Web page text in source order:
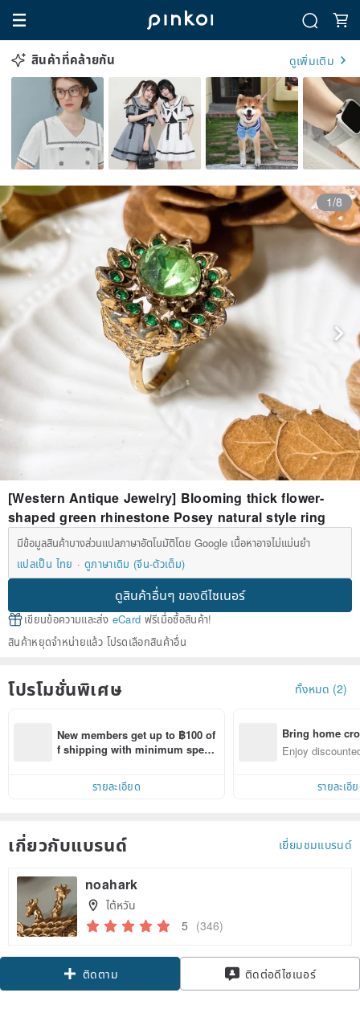
สินค้าที่คล้ายกัน ดูเพิ่มเติม
1/8
[Western Antique Jewelry] Blooming thick flower-
shaped green rhinestone Posey natural style ring
มีข้อมูลสินค้าบางส่วนแปลภาษาอัตโนมัติโดย Google เนื้อหาอาจไม่แม่นยำ
แปลเป็น ไทย
ดูภาษาเดิม (จีน-ตัวเต็ม)
ดูสินค้าอื่นๆ ของดีไซเนอร์
เขียนข้อความและส่ง eCard ฟรีเมื่อซื้อสินค้า!
สินค้าหยุดจำหน่ายแล้ว โปรดเลือกสินค้าอื่น
โปรโมชั่นพิเศษ ทั้งหมด (2)
New members get up to ฿100 of
f shipping with minimum spen
within 7 days!
รายละเอียด
Bring home
n with ease
Enjoy
รายละเอี
เกี่ยวกับแบรนด์ เยี่ยมชมแบรนด์
noahark
ไต้หวัน
5 (346)
ติดต่อดีไซเนอร์